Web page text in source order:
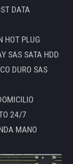
DATA
HOT PLUG
SAS SATA HDD
DURO SAS
24/7
MANO